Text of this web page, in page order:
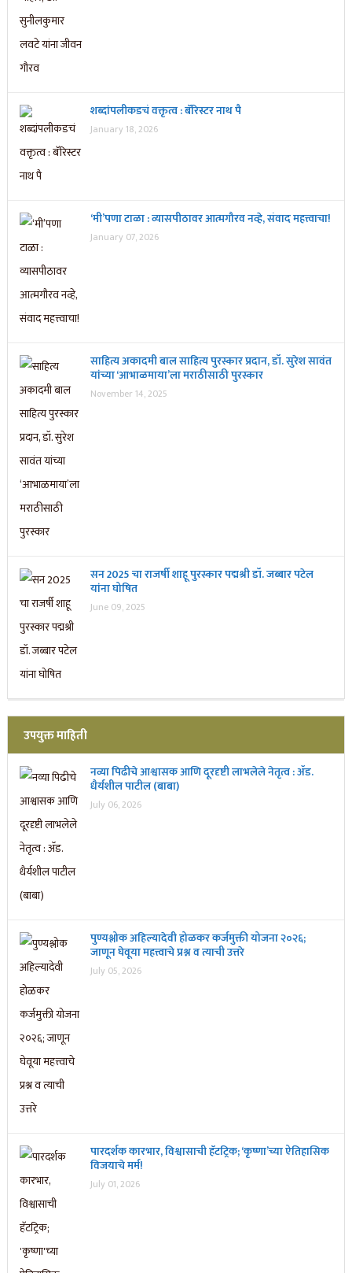
शब्दांपलीकडचं वक्तृत्व : बॅरिस्टर नाथ पै
January 18, 2026
‘मी’पणा टाळा : व्यासपीठावर आत्मगौरव नव्हे, संवाद महत्त्वाचा!
January 07, 2026
साहित्य अकादमी बाल साहित्य पुरस्कार प्रदान, डॉ. सुरेश सावंत
यांच्या ‘आभाळमाया’ला मराठीसाठी पुरस्कार
November 14, 2025
सन 2025 चा राजर्षी शाहू पुरस्कार प‌द्मश्री डॉ. जब्बार पटेल
यांना घोषित
June 09, 2025
उपयुक्त माहिती
नव्या पिढीचे आश्वासक आणि दूरदृष्टी लाभलेले नेतृत्व : ॲड.
धैर्यशील पाटील (बाबा)
July 06, 2026
पुण्यश्लोक अहिल्यादेवी होळकर कर्जमुक्ती योजना २०२६;
जाणून घेवूया महत्त्वाचे प्रश्न व त्याची उत्तरे
July 05, 2026
पारदर्शक कारभार, विश्वासाची हॅटट्रिक; ‘कृष्णा’च्या ऐतिहासिक
विजयाचे मर्म!
July 01, 2026